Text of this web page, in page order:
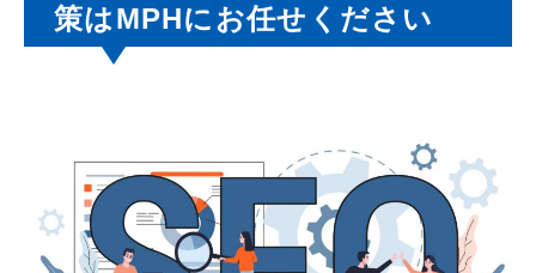
策はMPHにお任せください